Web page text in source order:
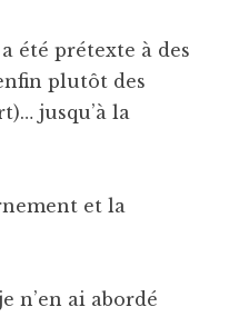
été prétexte à des
plutôt des
jusqu’à la
et la
n’en ai abordé